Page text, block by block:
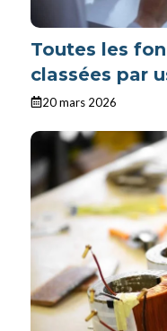
Toutes les
classées par
20 mars 2026